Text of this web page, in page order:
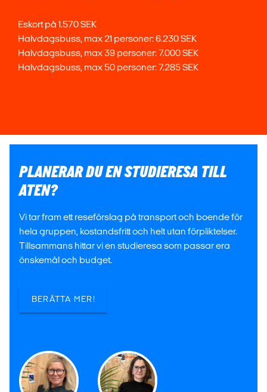
Eskort på 1.570 SEK
Halvdagsbuss, max 21 personer: 6.230 SEK
Halvdagsbuss, max 39 personer: 7.000 SEK
Halvdagsbuss, max 50 personer: 7.285 SEK
PLANERAR DU EN STUDIERESA TILL
ATEN?
Vi tar fram ett reseförslag på transport och boende för
hela gruppen, kostandsfritt och helt utan förpliktelser.
Tillsammans hittar vi en studieresa som passar era
önskemål och budget.
BERÄTTA MER!